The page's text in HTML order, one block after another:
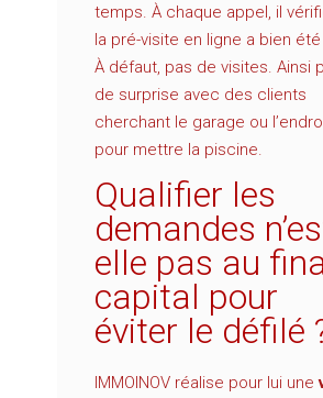
temps. À chaque appel, il
la pré-visite en ligne a bien été
À défaut, pas de visites.Ainsi
de surprise avec des clients
cherchant le garage ou
pour mettre la piscine.
Qualifier les
demandes
elle pas au
capital pour
éviter le défilé
IMMOINOV réalise pour lui une